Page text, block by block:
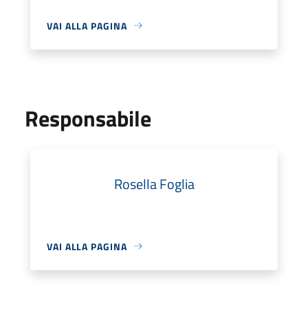
VAI ALLA PAGINA
Responsabile
Rosella Foglia
VAI ALLA PAGINA